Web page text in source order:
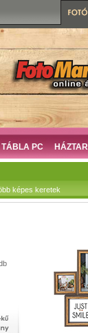
TÁBLA PC
képes keretek